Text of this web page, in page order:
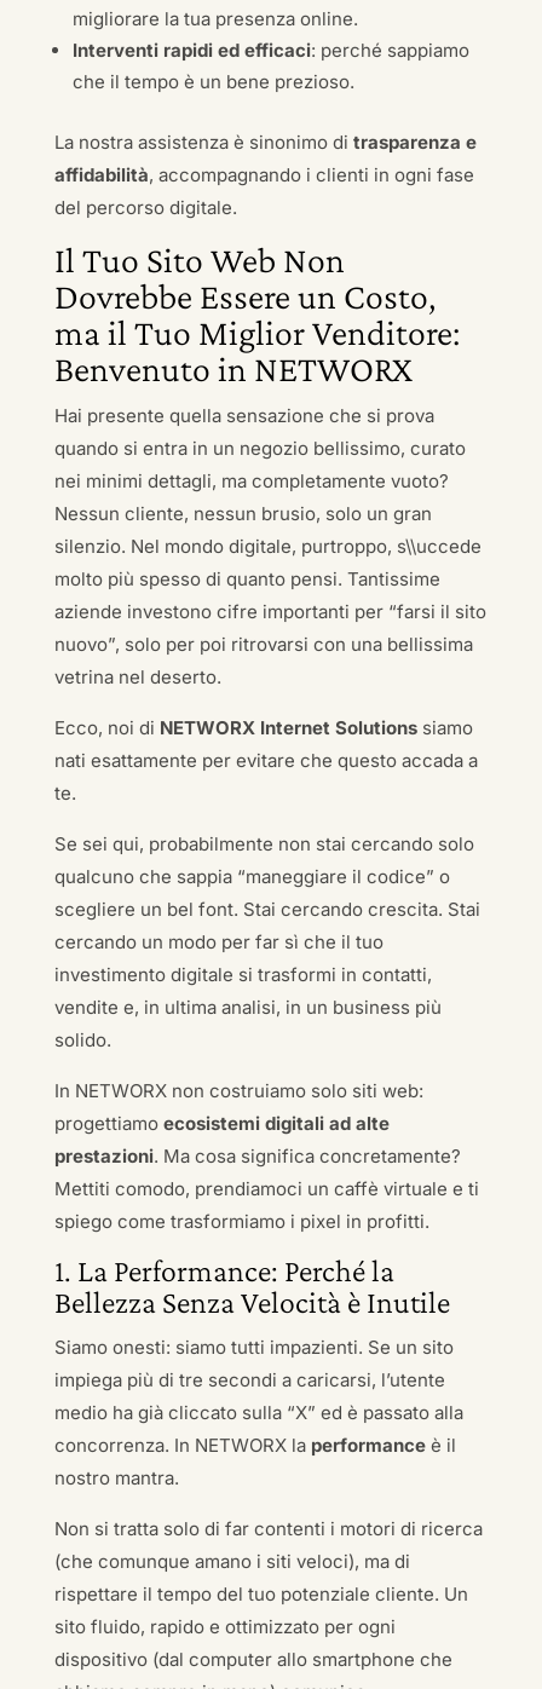
migliorare la tua presenza online.
Interventi rapidi ed efficaci: perché sappiamo
che il tempo è un bene prezioso.
La nostra assistenza è sinonimo di trasparenza e
affidabilità, accompagnando i clienti in ogni fase
del percorso digitale.
Il Tuo Sito Web Non
Dovrebbe Essere un Costo,
ma il Tuo Miglior Venditore:
Benvenuto in NETWORX
Hai presente quella sensazione che si prova
quando si entra in un negozio bellissimo, curato
nei minimi dettagli, ma completamente vuoto?
Nessun cliente, nessun brusio, solo un gran
silenzio. Nel mondo digitale, purtroppo, s\\uccede
molto più spesso di quanto pensi. Tantissime
aziende investono cifre importanti per “farsi il sito
nuovo”, solo per poi ritrovarsi con una bellissima
vetrina nel deserto.
Ecco, noi di NETWORX Internet Solutionssiamo
nati esattamente per evitare che questo accada a
te.
Se sei qui, probabilmente non stai cercando solo
qualcuno che sappia “maneggiare il codice” o
scegliere un bel font. Stai cercando crescita. Stai
cercando un modo per far sì che il tuo
investimento digitale si trasformi in contatti,
vendite e, in ultima analisi, in un business più
solido.
In NETWORX non costruiamo solo siti web:
progettiamo ecosistemi digitali ad alte
prestazioni. Ma cosa significa concretamente?
Mettiti comodo, prendiamoci un caffè virtuale e ti
spiego come trasformiamo i pixel in profitti.
1. La Performance: Perché la
Bellezza Senza Velocità è Inutile
Siamo onesti: siamo tutti impazienti. Se un sito
impiega più di tre secondi a caricarsi, l’utente
medio ha già cliccato sulla “X” ed è passato alla
concorrenza. In NETWORX la performanceè il
nostro mantra.
Non si tratta solo di far contenti i motori di ricerca
(che comunque amano i siti veloci), ma di
rispettare il tempo del tuo potenziale cliente. Un
sito fluido, rapido e ottimizzato per ogni
dispositivo (dal computer allo smartphone che